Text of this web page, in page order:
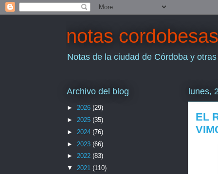
notas cordobesas
Notas de la ciudad de Córdoba y
lunes,
EL
Archivo del blog
► 2026 (29)
► 2025 (35)
► 2024 (76)
► 2023 (66)
► 2022 (83)
▼ 2021 (110)